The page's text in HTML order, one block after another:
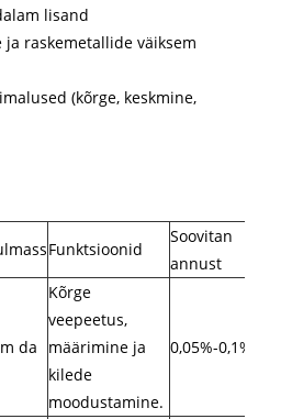
lisand
raskemetallide väiksem
(kõrge, keskmine,
Funktsioonid
Soovitan
annust
da
Kõrge
veepeetus,
määrimine ja
kilede
moodustamine.
0,05%-0,1%